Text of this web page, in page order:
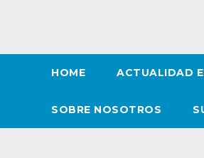
HOME ACTUALIDAD
SOBRE NOSOTROS